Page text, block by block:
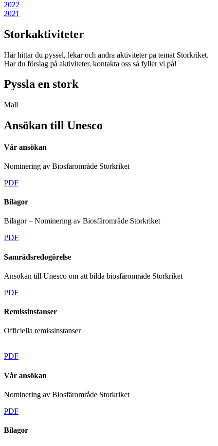
2022
2021
Storkaktiviteter
Här hittar du pyssel, lekar och andra aktiviteter på temat Storkriket.
Har du förslag på aktiviteter, kontakta oss så fyller vi på!
Pyssla en stork
Mall
Ansökan till Unesco
Vår ansökan
Nominering av Biosfärområde Storkriket
PDF
Bilagor
Bilagor – Nominering av Biosfärområde Storkriket
PDF
Samrådsredogörelse
Ansökan till Unesco om att bilda biosfärområde Storkriket
PDF
Remissinstanser
Officiella remissinstanser
PDF
Vår ansökan
Nominering av Biosfärområde Storkriket
PDF
Bilagor